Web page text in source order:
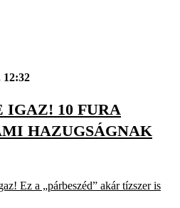
12:32
IGAZ! 10 FURA
HAZUGSÁGNAK
Ez a „párbeszéd” akár tízszer is